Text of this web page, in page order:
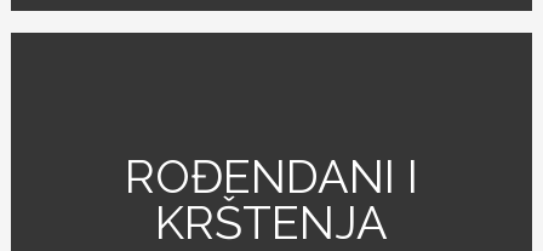
ROĐENDANI I
KRŠTENJA